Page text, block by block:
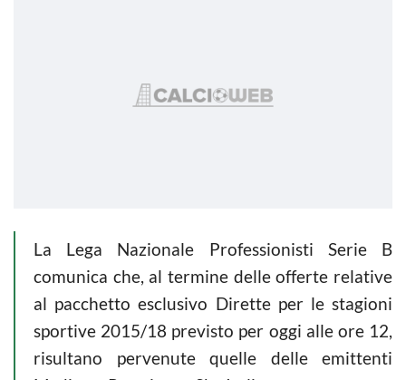
La Lega Nazionale Professionisti Serie B
comunica che, al termine delle offerte relative
al pacchetto esclusivo Dirette per le stagioni
sportive 2015/18 previsto per oggi alle ore 12,
risultano pervenute quelle delle emittenti